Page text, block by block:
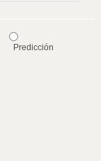
Predicción